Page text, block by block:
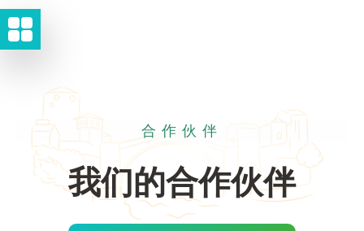
合作伙伴
我们的合作伙伴